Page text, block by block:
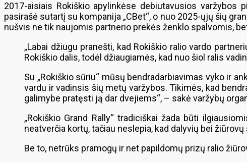
2017-aisiais Rokiškio apylinkėse debiutavusios varžybos
pasirašė sutartį su kompanija „CBet“, o nuo 2025-ųjų šių
nušvis ne tik naujomis partnerio prekės ženklo spalvomis,
„Labai džiugu pranešti, kad Rokiškio ralio vardo
Rokiškio dalis, todėl džiaugiamės, kad nuo šiol ralis
Su „Rokiškio sūriu“ mūsų bendradarbiavimas vyko ir
vardu ir vadinsis šių metų varžybos. Tikimės, kad
galimybe pratęsti ją dar dvejiems“, – sakė varžybų
„Rokiškio Grand Rally“ tradiciškai žada būti
neatverčia kortų, tačiau neslepia, kad dalyvių bei
Be to, netrūks pramogų ir net papildomų prizų ralio